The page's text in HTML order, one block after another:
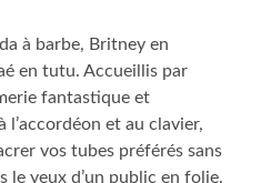
à barbe, Britney en
en tutu. Accueillis par
fantastique et
l’accordéon et au clavier,
vos tubes préférés sans
le yeux d’un public en folie.